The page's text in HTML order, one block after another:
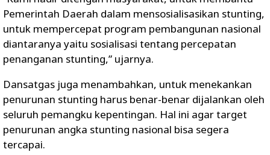
Pemerintah Daerah dalam mensosialisasikan stunting,
untuk mempercepat program pembangunan nasional
diantaranya yaitu sosialisasi tentang percepatan
penanganan stunting,” ujarnya.
Dansatgas juga menambahkan, untuk menekankan
penurunan stunting harus benar-benar dijalankan oleh
seluruh pemangku kepentingan. Hal ini agar target
penurunan angka stunting nasional bisa segera
tercapai.